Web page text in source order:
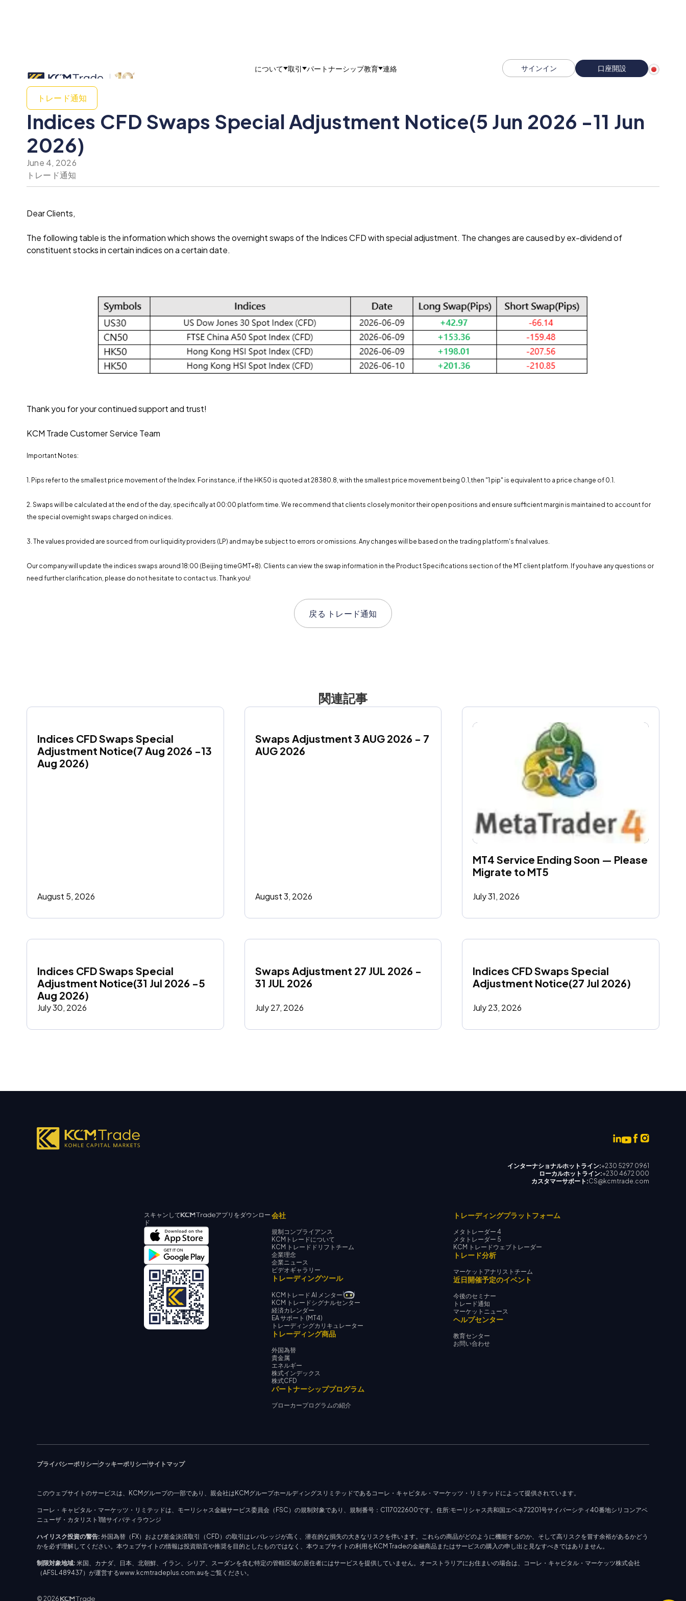
について 取引 パートナーシップ教育 連絡 サインイン 口座開設
トレード通知
Indices CFD Swaps Special Adjustment Notice(5 Jun 2026 -11 Jun
2026)
June 4, 2026
トレード通知
Dear Clients,
The following table is the information which shows the overnight swaps of the Indices CFD with special adjustment. The changes are caused by ex-dividend of
constituent stocks in certain indices on a certain date.
Thank you for your continued support and trust!
KCM Trade Customer Service Team
Important Notes:
1. Pips refer to the smallest price movement of the Index. For instance, if the HK50 is quoted at 28380.8, with the smallest price movement being 0.1,then "1 pip" is equivalent to a price change of 0.1.
2. Swaps will be calculated at the end of the day, specifically at 00:00 platform time. We recommend that clients closely monitor their open positions and ensure sufficient margin is maintained to account for
the special overnight swaps charged on indices.
3. The values ​​provided are sourced from our liquidity providers (LP) and may be subject to errors or omissions. Any changes will be based on the trading platform's final values.
Our company will update the indices swaps around 18:00 (Beijing timeGMT+8). Clients can view the swap information in the Product Specifications section of the MT client platform. If you have any questions or
need further clarification, please do not hesitate to contact us. Thank you!
戻る トレード通知
関連記事
Indices CFD Swaps Special
Adjustment Notice(7 Aug 2026 -13
Aug 2026)
August 5, 2026
Swaps Adjustment 3 AUG 2026 - 7
AUG 2026
August 3, 2026
MT4 Service Ending Soon — Please
Migrate to MT5
July 31, 2026
Indices CFD Swaps Special
Adjustment Notice(31 Jul 2026 -5
Aug 2026)
July 30, 2026
Swaps Adjustment 27 JUL 2026 -
31 JUL 2026
July 27, 2026
Indices CFD Swaps Special
Adjustment Notice(27 Jul 2026)
July 23, 2026
インターナショナルホットライン:+230 5297 0961
ローカルホットライン:+230 4672 000
カスタマーサポート:CS@kcmtrade.com
スキャンして
アプリをダウンロー
ド
会社
規制コンプライアンス
KCMトレードについて
KCM トレードドリフトチーム
企業理念
企業ニュース
ビデオギャラリー
トレーディングツール
KCMトレード AI メンター
KCM トレードシグナルセンター
経済カレンダー
EA サポート (MT4)
トレーディングカリキュレーター
トレーディング商品
外国為替
貴金属
エネルギー
株式インデックス
株式CFD
パートナーシッププログラム
ブローカープログラムの紹介
トレーディングプラットフォーム
メタトレーダー 4
メタトレーダー 5
KCM トレードウェブトレーダー
トレード分析
マーケットアナリストチーム
近日開催予定のイベント
今後のセミナー
トレード通知
マーケットニュース
ヘルプセンター
教育センター
お問い合わせ
プライバシーポリシークッキーポリシーサイトマップ
このウェブサイトのサービスは、KCMグループの一部であり、親会社はKCMグループホールディングスリミテッドであるコーレ・キャピタル・マーケッツ・リミテッドによって提供されています。
コーレ・キャピタル・マーケッツ・リミテッドは、モーリシャス金融サービス委員会（FSC）の規制対象であり、規制番号：C117022600です。住所:モーリシャス共和国エベネ72201号サイバーシティ40番地シリコンアベ
ニューザ・カタリスト1階サイバティラウンジ
ハイリスク投資の警告: 外国為替（FX）および差金決済取引（CFD）の取引はレバレッジが高く、潜在的な損失の大きなリスクを伴います。これらの商品がどのように機能するのか、そして高リスクを冒す余裕があるかどう
かを必ず理解してください。本ウェブサイトの情報は投資助言や推奨を目的としたものではなく、本ウェブサイトの利用をKCM Tradeの金融商品またはサービスの購入の申し出と見なすべきではありません。
制限対象地域: 米国、カナダ、日本、北朝鮮、イラン、シリア、スーダンを含む特定の管轄区域の居住者にはサービスを提供していません。オーストラリアにお住まいの場合は、コーレ・キャピタル・マーケッツ株式会社
（AFSL 489437）が運営するwww.kcmtradeplus.com.auをご覧ください。
© 2026